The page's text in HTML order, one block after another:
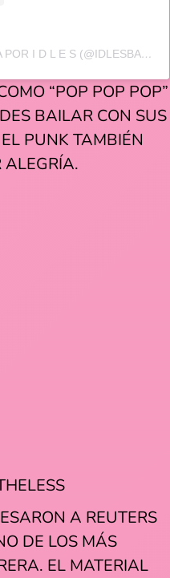
UNA PUBLICACIÓN COMPARTIDA POR I D L E S (@IDLESBAND)
“POP POP POP”
BAILAR CON SUS
PUNK TAMBIÉN
ALEGRÍA.
A REUTERS
DE LOS MÁS
EL MATERIAL